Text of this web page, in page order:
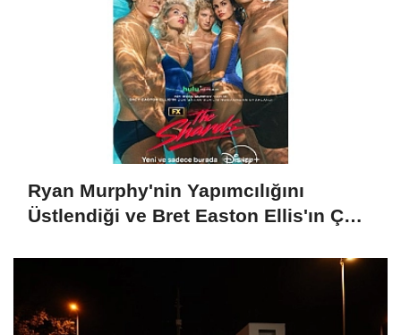
Ryan Murphy'nin Yapımcılığını
Üstlendiği ve Bret Easton Ellis'ın Çok
Shards", İlk İki Bölümüyle Şimdi